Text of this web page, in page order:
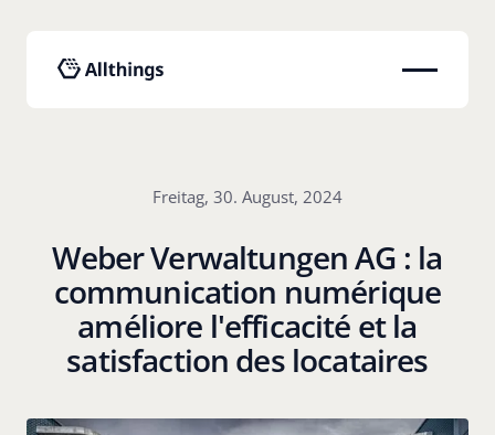
Freitag, 30. August, 2024
Weber Verwaltungen AG : la
communication numérique
améliore l'efficacité et la
satisfaction des locataires